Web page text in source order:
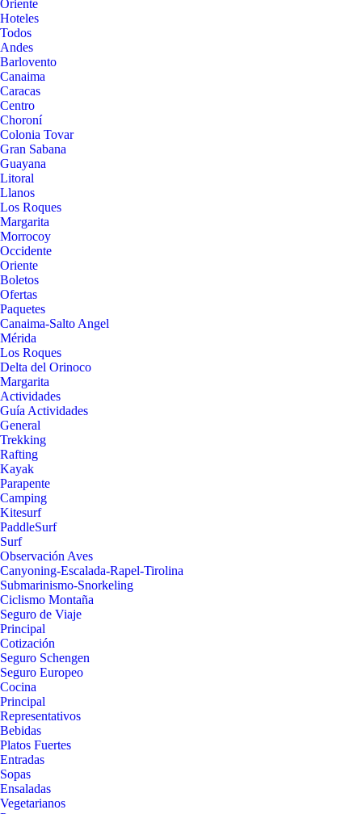
Oriente
Hoteles
Todos
Andes
Barlovento
Canaima
Caracas
Centro
Choroní
Colonia Tovar
Gran Sabana
Guayana
Litoral
Llanos
Los Roques
Margarita
Morrocoy
Occidente
Oriente
Boletos
Ofertas
Paquetes
Canaima-Salto Angel
Mérida
Los Roques
Delta del Orinoco
Margarita
Actividades
Guía Actividades
General
Trekking
Rafting
Kayak
Parapente
Camping
Kitesurf
PaddleSurf
Surf
Observación Aves
Canyoning-Escalada-Rapel-Tirolina
Submarinismo-Snorkeling
Ciclismo Montaña
Seguro de Viaje
Principal
Cotización
Seguro Schengen
Seguro Europeo
Cocina
Principal
Representativos
Bebidas
Platos Fuertes
Entradas
Sopas
Ensaladas
Vegetarianos